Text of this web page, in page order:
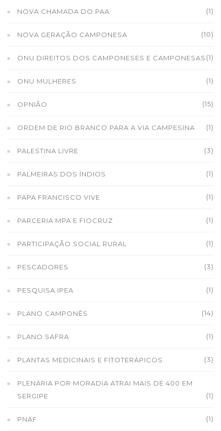
NOVA CHAMADA DO PAA (1)
NOVA GERAÇÃO CAMPONESA (10)
ONU DIREITOS DOS CAMPONESES E CAMPONESAS (1)
ONU MULHERES (1)
OPNIÃO (15)
ORDEM DE RIO BRANCO PARA A VIA CAMPESINA (1)
PALESTINA LIVRE (3)
PALMEIRAS DOS ÍNDIOS (1)
PAPA FRANCISCO VIVE (1)
PARCERIA MPA E FIOCRUZ (1)
PARTICIPAÇÃO SOCIAL RURAL (1)
PESCADORES (3)
PESQUISA IPEA (1)
PLANO CAMPONÊS (14)
PLANO SAFRA (1)
PLANTAS MEDICINAIS E FITOTERÁPICOS (3)
PLENÁRIA POR MORADIA ATRAI MAIS DE 400 EM
SERGIPE
(1)
PNAF (1)